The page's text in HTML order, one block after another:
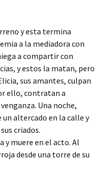
y esta termina
a la mediadora con
a compartir con
y estos la matan, pero
sus amantes, culpan
ello, contratan a
Una noche,
altercado en la calle y
criados.
y muere en el acto. Al
desde una torre de su